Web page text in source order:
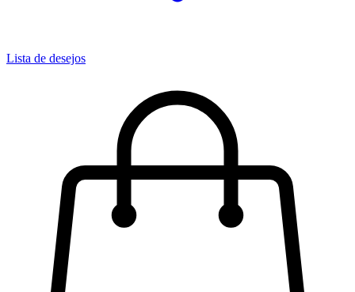
Lista de desejos